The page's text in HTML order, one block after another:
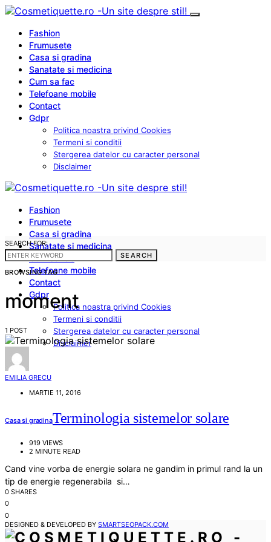
Fashion
Frumusete
Casa si gradina
Sanatate si medicina
Cum sa fac
Telefoane mobile
Contact
Gdpr
Politica noastra privind Cookies
Termeni si conditii
Stergerea datelor cu caracter personal
Disclaimer
Fashion
Frumusete
Casa si gradina
Sanatate si medicina
Cum sa fac
Telefoane mobile
Contact
Gdpr
Politica noastra privind Cookies
Termeni si conditii
Stergerea datelor cu caracter personal
Disclaimer
SEARCH FOR:
SEARCH
BROWSING TAG
moment
1 POST
EMILIA GRECU
MARTIE 11, 2016
Casa si gradinaTerminologia sistemelor solare
919 VIEWS
2 MINUTE READ
Cand vine vorba de energie solara ne gandim in primul rand la un
tip de energie regenerabila si…
0 SHARES
0
0
DESIGNED & DEVELOPED BY SMARTSEOPACK.COM